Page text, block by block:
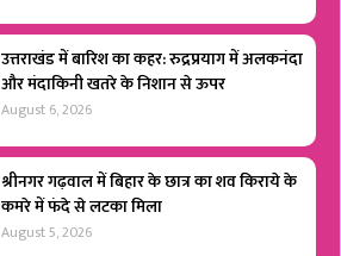
उत्तराखंड में बारिश का कहर: रुद्रप्रयाग में अलकनंदा
और मंदाकिनी खतरे के निशान से ऊपर
August 6, 2026
श्रीनगर गढ़वाल में बिहार के छात्र का शव किराये के
कमरे में फंदे से लटका मिला
August 5, 2026